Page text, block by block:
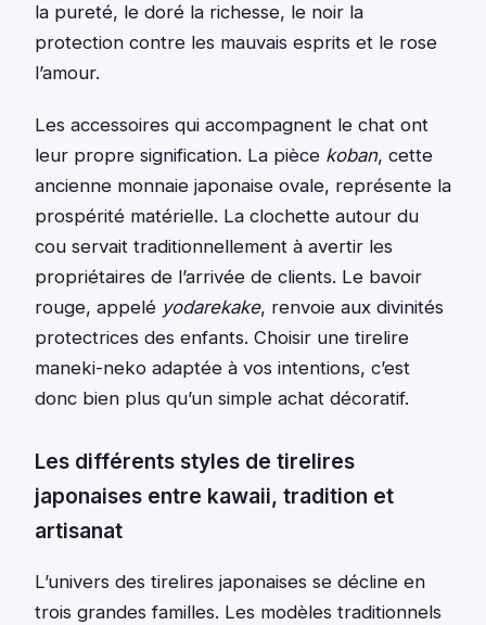
la pureté, le doré la richesse, le noir la
protection contre les mauvais esprits et le rose
l’amour.
Les accessoires qui accompagnent le chat ont
leur propre signification. La pièce koban, cette
ancienne monnaie japonaise ovale, représente la
prospérité matérielle. La clochette autour du
cou servait traditionnellement à avertir les
propriétaires de l’arrivée de clients. Le bavoir
rouge, appelé yodarekake, renvoie aux divinités
protectrices des enfants. Choisir une tirelire
maneki-neko adaptée à vos intentions, c’est
donc bien plus qu’un simple achat décoratif.
Les différents styles de tirelires
japonaises entre kawaii, tradition et
artisanat
L’univers des tirelires japonaises se décline en
trois grandes familles. Les modèles traditionnels